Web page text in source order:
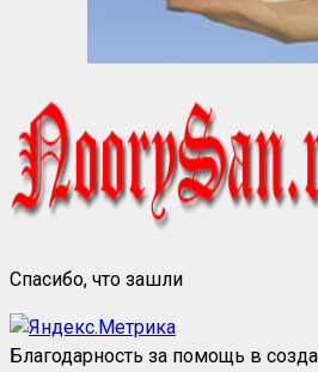
Спасибо, что зашли
Благодарность за помощь в